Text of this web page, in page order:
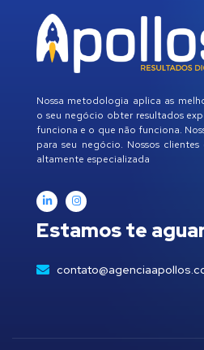
Nossa metodologia aplica as
o seu negócio obter resultados
funciona e o que não funciona.
para seu negócio. Nossos
altamente especializada
Estamos te